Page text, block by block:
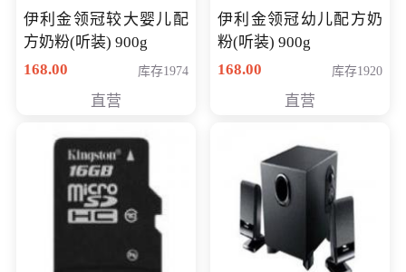
伊利金领冠较大婴儿配
方奶粉(听装) 900g
168.00
库存1974
直营
伊利金领冠幼儿配方奶
粉(听装) 900g
168.00
库存1920
直营